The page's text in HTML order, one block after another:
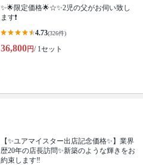
✨🌟限定価格🌟☆✨2児の父がお伺い致し
ます❗️
4.73(326件)
36,800円/ 1セット
【✨ユアマイスター出店記念価格✨】業界
歴20年の店長訪問✨新築のような輝きをお
約束します‼️